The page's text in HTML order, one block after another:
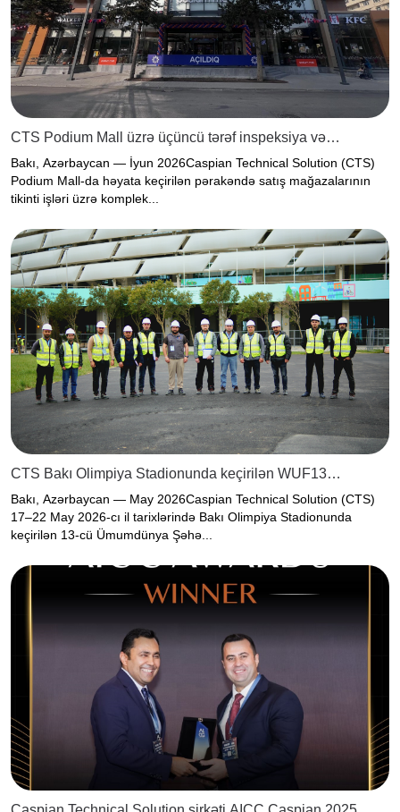
CTS Podium Mall üzrə üçüncü tərəf inspeksiya və
keyfiyyətə nəzarət xidmətlərini uğurla başa çatdırdı
Bakı, Azərbaycan — İyun 2026Caspian Technical Solution (CTS)
Podium Mall-da həyata keçirilən pərakəndə satış mağazalarının
tikinti işləri üzrə komplek...
CTS Bakı Olimpiya Stadionunda keçirilən WUF13
çərçivəsində kompleks inspeksiya xidmətlərini uğurla
tamamladı
Bakı, Azərbaycan — May 2026Caspian Technical Solution (CTS)
17–22 May 2026-cı il tarixlərində Bakı Olimpiya Stadionunda
keçirilən 13-cü Ümumdünya Şəhə...